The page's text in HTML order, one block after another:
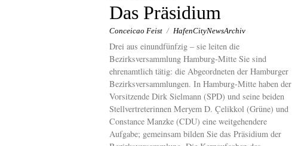
Das Präsidium
Conceicao Feist / HafenCityNewsArchiv
Drei aus einundfünfzig – sie leiten die
Bezirksversammlung Hamburg-Mitte Sie sind
ehrenamtlich tätig: die Abgeordneten der Hamburger
Bezirksversammlungen. In Hamburg-Mitte haben der
Vorsitzende Dirk Sielmann (SPD) und seine beiden
Stellvertreterinnen Meryem D. Çelikkol (Grüne) und
Constance Manzke (CDU) eine weitgehendere
Aufgabe; gemeinsam bilden Sie das Präsidium der